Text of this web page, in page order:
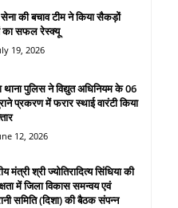
की बचाव टीम ने किया सैकड़ों
का सफल रेस्क्यू
19, 2026
थाना पुलिस ने विद्युत अधिनियम के 06
प्रकरण में फरार स्थाई वारंटी किया
12, 2026
मंत्री श्री ज्योतिरादित्य सिंधिया की
में जिला विकास समन्वय एवं
समिति (दिशा) की बैठक संपन्न